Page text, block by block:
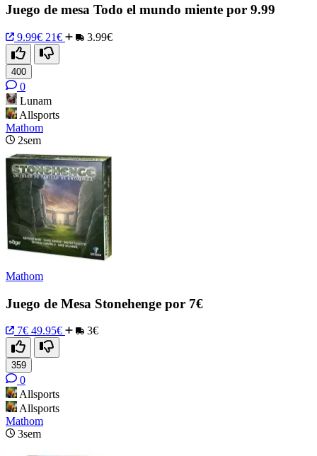
Juego de mesa Todo el mundo miente por 9.99
9.99€ 21€ 3.99€
400
0
Lunam
Allsports
Mathom
2sem
Mathom
Juego de Mesa Stonehenge por 7€
7€ 49.95€ 3€
359
0
Allsports
Allsports
Mathom
3sem